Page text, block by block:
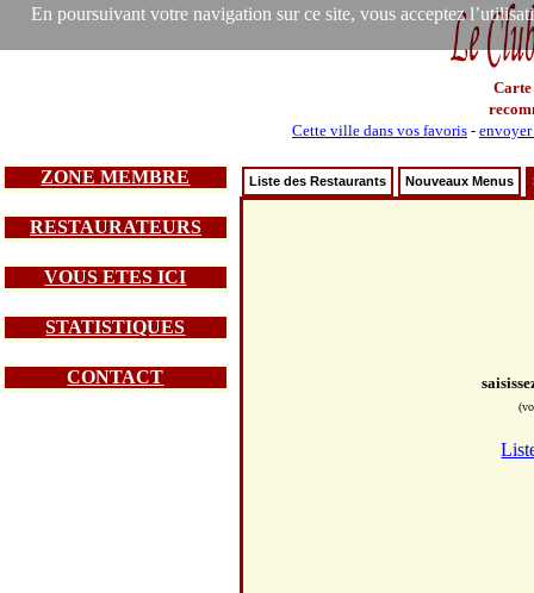
En poursuivant votre navigation sur ce site, vous acceptez
Carte
Cette ville dans vos favoris -
ZONE MEMBRE
RESTAURATEURS
VOUS ETES ICI
STATISTIQUES
CONTACT
Liste des Restaurants Nouveaux Menus